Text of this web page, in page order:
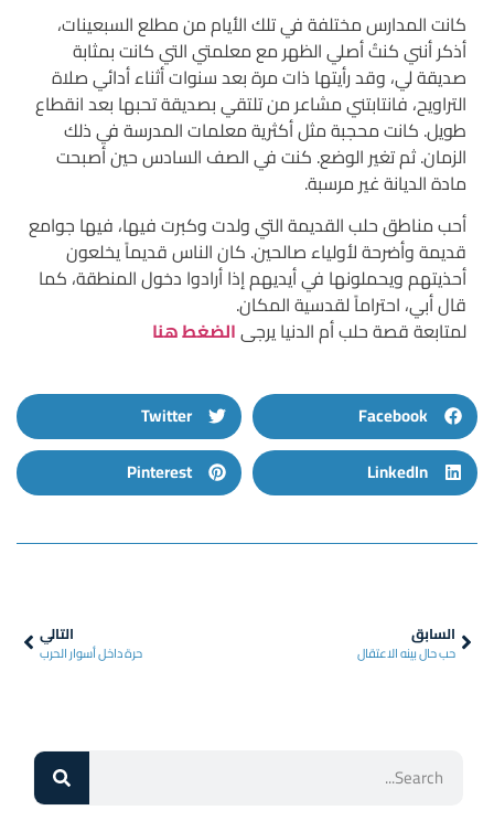
كانت المدارس مختلفة في تلك الأيام من مطلع السبعينات،
أذكر أنني كنتُ أصلي الظهر مع معلمتي التي كانت بمثابة
صديقة لي، وقد رأيتها ذات مرة بعد سنوات أثناء أدائي صلاة
التراويح، فانتابتني مشاعر من تلتقي بصديقة تحبها بعد انقطاع
طويل. كانت محجبة مثل أكثرية معلمات المدرسة في ذلك
الزمان. ثم تغير الوضع. كنت في الصف السادس حين أصبحت
مادة الديانة غير مرسبة.
أحب مناطق حلب القديمة التي ولدت وكبرت فيها، فيها جوامع
قديمة وأضرحة لأولياء صالحين. كان الناس قديماً يخلعون
أحذيتهم ويحملونها في أيديهم إذا أرادوا دخول المنطقة، كما
قال أبي، احتراماً لقدسية المكان.
لمتابعة قصة حلب أم الدنيا يرجىالضغط هنا
Facebook
Twitter
LinkedIn
Pinterest
السابق
حب حال بينه الاعتقال
التالي
حرة داخل أسوار الحرب